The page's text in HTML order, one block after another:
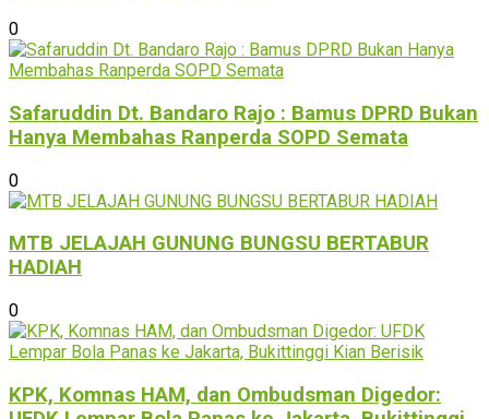
0
Safaruddin Dt. Bandaro Rajo : Bamus DPRD Bukan
Hanya Membahas Ranperda SOPD Semata
0
MTB JELAJAH GUNUNG BUNGSU BERTABUR
HADIAH
0
KPK, Komnas HAM, dan Ombudsman Digedor: